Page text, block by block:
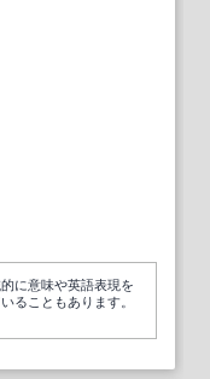
に意味や英語表現を
ることもあります。